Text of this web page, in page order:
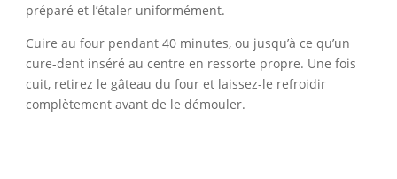
préparé et l’étaler uniformément.
Cuire au four pendant 40 minutes, ou jusqu’à ce qu’un
cure-dent inséré au centre en ressorte propre. Une fois
cuit, retirez le gâteau du four et laissez-le refroidir
complètement avant de le démouler.